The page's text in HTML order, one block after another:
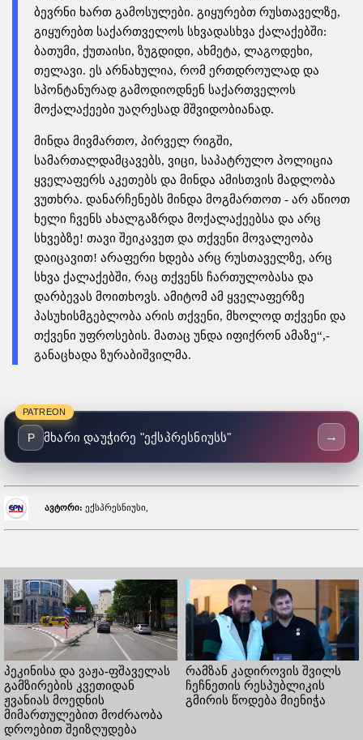
ბევრნი ხართ გამოსულები. გიყურებთ რუსთაველზე,
გიყურებთ საქართველოს სხვადასხვა ქალაქებში:
ბათუმი, ქუთაისი, ზუგდიდი, ახმეტა, ლაგოდეხი,
თელავი. ეს არნახულია, რომ ერთდროულად და
სპონტანურად გამოდიოდნენ საქართველოს
მოქალაქეები უაღრესად მშვიდობიანად.
მინდა მივმართო, პირველ რიგში,
სამართალდამცავებს, ვიცი, საპატრულო პოლიცია
ყველაფერს აკეთებს და მინდა ამისთვის მადლობა
ვუთხრა. დანარჩენებს მინდა მოგმართოთ - არ აწიოთ
ხელი ჩვენს ახალგაზრდა მოქალაქეებსა და არც
სხვებზე! თავი შეიკავეთ და თქვენი მოვალეობა
დაიცავით! არაფერი ხდება არც რუსთაველზე, არც
სხვა ქალაქებში, რაც თქვენს ჩართულობასა და
დარბევას მოითხოვს. ამიტომ ამ ყველაფერზე
პასუხისმგებლობა არის თქვენი, მხოლოდ თქვენი და
თქვენი უფროსების. მათაც უნდა იფიქრონ ამაზე“,-
განაცხადა ზურაბიშვილმა.
PATREON
P მხარი დაუჭირე "ექსპრესნიუსს" →
ავტორი: ექსპრესნიუსი,
პეკინისა და ვაჟა-ფშაველას
გამზირების კვეთიდან
ჟვანიას მოედნის
მიმართულებით მოძრაობა
დროებით შეიზღუდება
რამზან კადიროვის შვილს
ჩეჩნეთის რესპუბლიკის
გმირის წოდება მიენიჭა